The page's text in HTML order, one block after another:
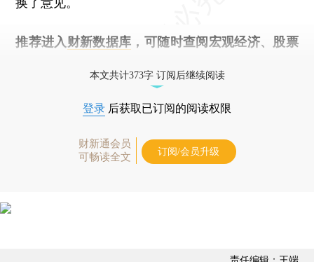
推荐进入 财新数据库 ，可随时查阅宏观经济、股票
本文共计373字 订阅后继续阅读
登录 后获取已订阅的阅读权限
财新通会员
可畅读全文
订阅/会员升级